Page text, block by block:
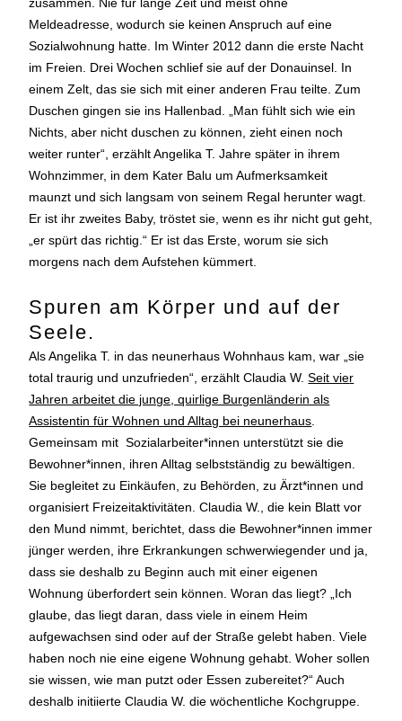
zusammen. Nie für lange Zeit und meist ohne
Meldeadresse, wodurch sie keinen Anspruch auf eine
Sozialwohnung hatte. Im Winter 2012 dann die erste Nacht
im Freien. Drei Wochen schlief sie auf der Donauinsel. In
einem Zelt, das sie sich mit einer anderen Frau teilte. Zum
Duschen gingen sie ins Hallenbad. „Man fühlt sich wie ein
Nichts, aber nicht duschen zu können, zieht einen noch
weiter runter“, erzählt Angelika T. Jahre später in ihrem
Wohnzimmer, in dem Kater Balu um Aufmerksamkeit
maunzt und sich langsam von seinem Regal herunter wagt.
Er ist ihr zweites Baby, tröstet sie, wenn es ihr nicht gut geht,
„er spürt das richtig.“ Er ist das Erste, worum sie sich
morgens nach dem Aufstehen kümmert.
Spuren am Körper und auf der
Seele.
Als Angelika T. in das neunerhaus Wohnhaus kam, war „sie
total traurig und unzufrieden“, erzählt Claudia W.Seit vier
Jahren arbeitet die junge, quirlige Burgenländerin als
Assistentin für Wohnen und Alltag bei neunerhaus
Gemeinsam mit Sozialarbeiter*innen unterstützt sie die
Bewohner*innen, ihren Alltag selbstständig zu bewältigen.
Sie begleitet zu Einkäufen, zu Behörden, zu Ärzt*innen und
organisiert Freizeitaktivitäten. Claudia W., die kein Blatt vor
den Mund nimmt, berichtet, dass die Bewohner*innen immer
jünger werden, ihre Erkrankungen schwerwiegender und ja,
dass sie deshalb zu Beginn auch mit einer eigenen
Wohnung überfordert sein können. Woran das liegt? „Ich
glaube, das liegt daran, dass viele in einem Heim
aufgewachsen sind oder auf der Straße gelebt haben. Viele
haben noch nie eine eigene Wohnung gehabt. Woher sollen
sie wissen, wie man putzt oder Essen zubereitet?“ Auch
deshalb initiierte Claudia W. die wöchentliche Kochgruppe.